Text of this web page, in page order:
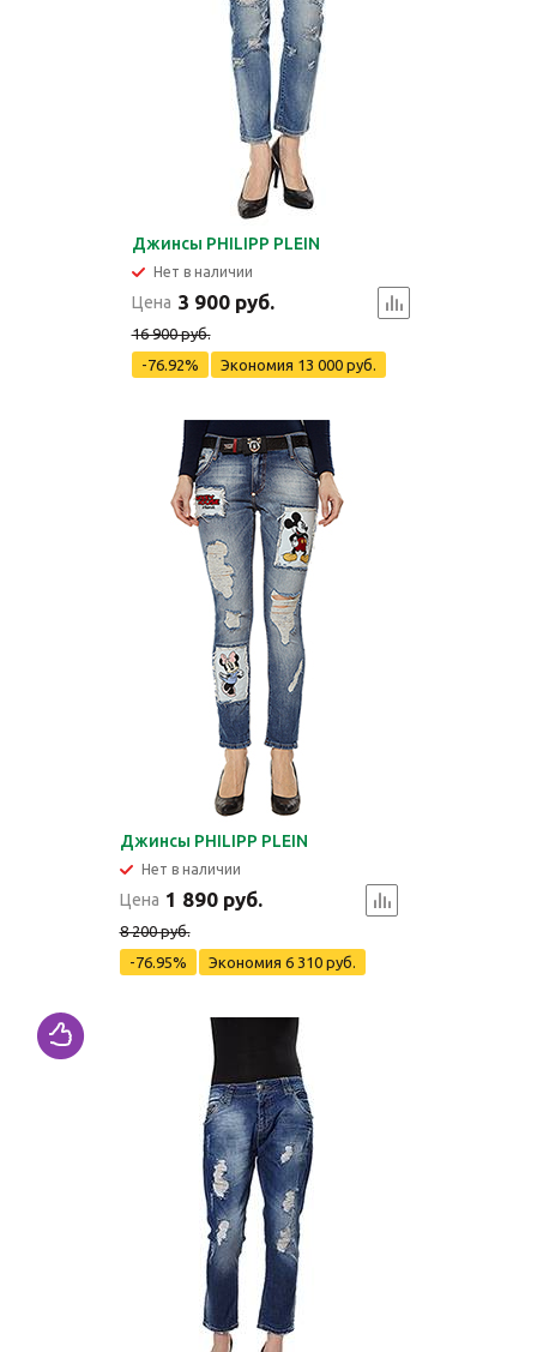
Джинсы PHILIPP PLEIN
Нет в наличии
Цена 3 900 руб.
16 900 руб.
-76.92%
Экономия 13 000 руб.
Джинсы PHILIPP PLEIN
Нет в наличии
Цена 1 890 руб.
8 200 руб.
-76.95%
Экономия 6 310 руб.